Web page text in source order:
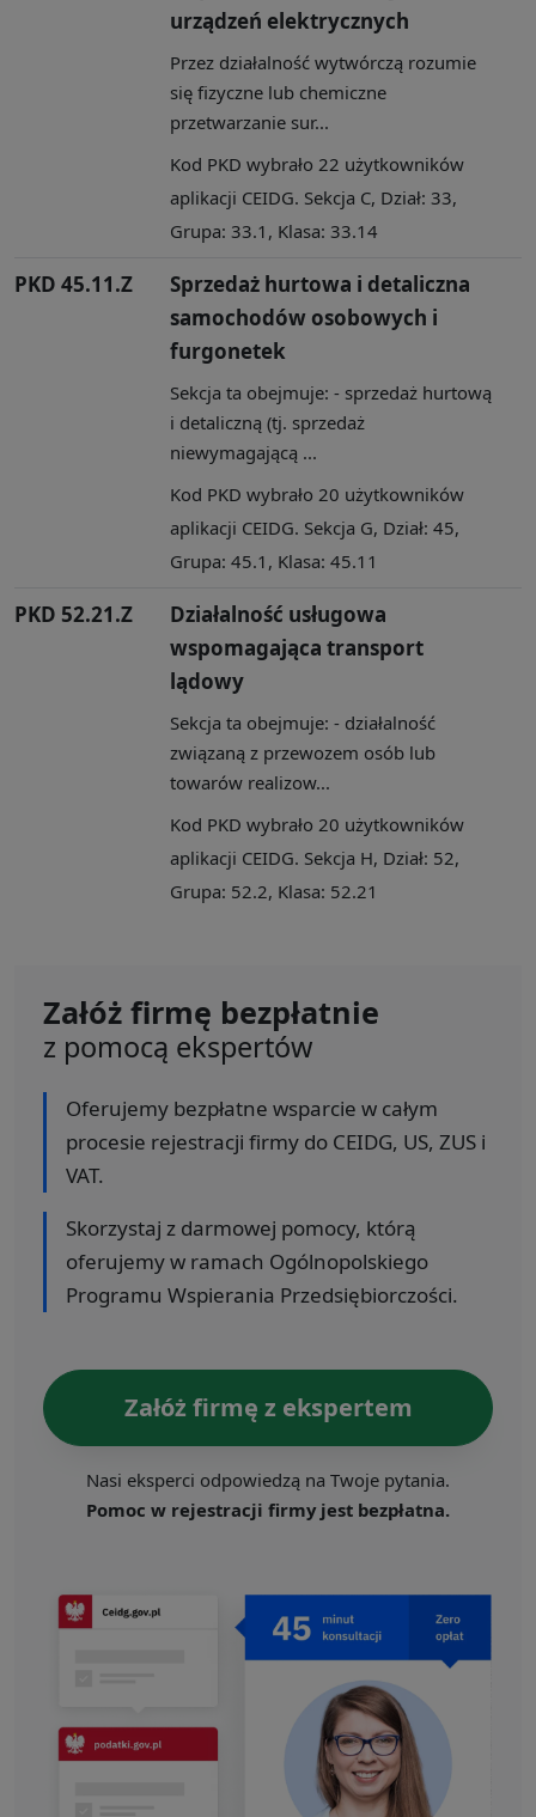
urządzeń elektrycznych
Przez działalność wytwórczą rozumie
się fizyczne lub chemiczne
przetwarzanie sur...
Kod PKD wybrało 22 użytkowników
aplikacji CEIDG. Sekcja C, Dział: 33,
Grupa: 33.1, Klasa: 33.14
PKD 45.11.Z
Sprzedaż hurtowa i detaliczna
samochodów osobowych i
furgonetek
Sekcja ta obejmuje: - sprzedaż hurtową
i detaliczną (tj. sprzedaż
niewymagającą ...
Kod PKD wybrało 20 użytkowników
aplikacji CEIDG. Sekcja G, Dział: 45,
Grupa: 45.1, Klasa: 45.11
PKD 52.21.Z
Działalność usługowa
wspomagająca transport
lądowy
Sekcja ta obejmuje: - działalność
związaną z przewozem osób lub
towarów realizow...
Kod PKD wybrało 20 użytkowników
aplikacji CEIDG. Sekcja H, Dział: 52,
Grupa: 52.2, Klasa: 52.21
Załóż firmę bezpłatnie
z pomocą ekspertów
Oferujemy bezpłatne wsparcie w całym
procesie rejestracji firmy do CEIDG, US, ZUS i
VAT.
Skorzystaj z darmowej pomocy, którą
oferujemy w ramach Ogólnopolskiego
Programu Wspierania Przedsiębiorczości.
Załóż firmę z ekspertem
Nasi eksperci odpowiedzą na Twoje pytania.
Pomoc w rejestracji firmy jest bezpłatna.